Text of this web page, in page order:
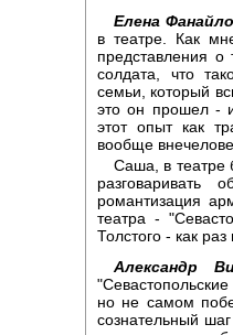
Елена
в театре. Как
представления о
солдата, что
семьи, который
это он прошел -
этот опыт как
вообще
Саша, в театре
романтизация
театра -
Толстого - как раз
Александр
но не самом
сознательный